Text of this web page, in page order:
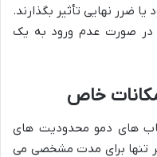
ضرر نهایی تأثیر بگذارند.
صورت عدم ورود به یک
خاص
های دمو محدودیت های
تنها برای مدت مشخصی می